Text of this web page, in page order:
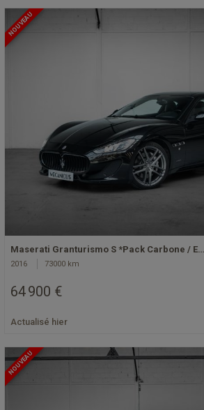
NOUVEAU
Maserati Granturismo S *Pack Carbone / E…
2016 73000 km
64 900 €
Actualisé hier
NOUVEAU